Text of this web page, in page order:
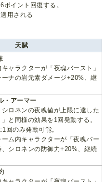
イント回復する。
用される
天賦
ャラクターが「夜魂バースト」
ナの岩元素ダメージ+20%、継
・アーマー
ロネンの夜魂値が上限に達した
と同様の効果を1回発動する。
回のみ発動可能。
ーム内キャラクターが「夜魂バー
シロネンの防御力+20%、継続